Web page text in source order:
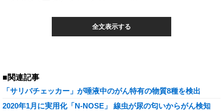
全文表示する
■関連記事
「サリバチェッカー」が唾液中のがん特有の物質8種を検出
2020年1月に実用化「N-NOSE」 線虫が尿の匂いからがん検知